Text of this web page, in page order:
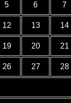
5 6 7
12 13 14
19 20 21
26 27 28